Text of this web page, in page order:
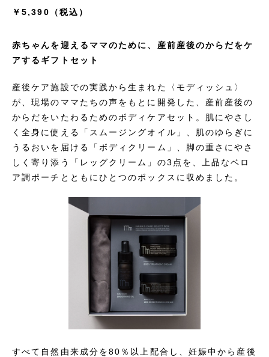
￥5,390（税込）
赤ちゃんを迎えるママのために、産前産後のからだをケ
アするギフトセット
産後ケア施設での実践から生まれた〈モディッシュ〉
が、現場のママたちの声をもとに開発した、産前産後の
からだをいたわるためのボディケアセット。肌にやさし
く全身に使える「スムージングオイル」、肌のゆらぎに
うるおいを届ける「ボディクリーム」、脚の重さにやさ
しく寄り添う「レッグクリーム」の3点を、上品なベロ
ア調ポーチとともにひとつのボックスに収めました。
すべて自然由来成分を80％以上配合し、妊娠中から産後